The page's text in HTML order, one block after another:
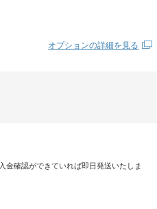
オプションの詳細を見る
金確認ができていれば即日発送いたしま